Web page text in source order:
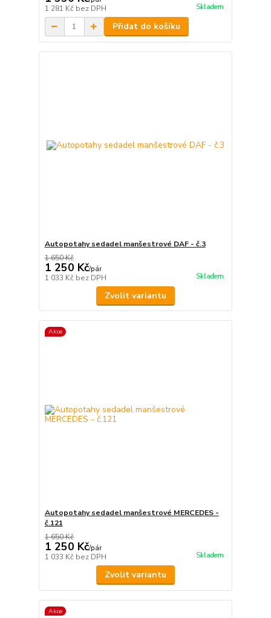
1 281 Kč bez DPH Skladem
Přidat do košíku
Autopotahy sedadel manšestrové DAF - č.3
1 650 Kč
1 250 Kč/pár
1 033 Kč bez DPH Skladem
Zvolit variantu
Akce
Autopotahy sedadel manšestrové MERCEDES -
č.121
1 650 Kč
1 250 Kč/pár
1 033 Kč bez DPH Skladem
Zvolit variantu
Akce